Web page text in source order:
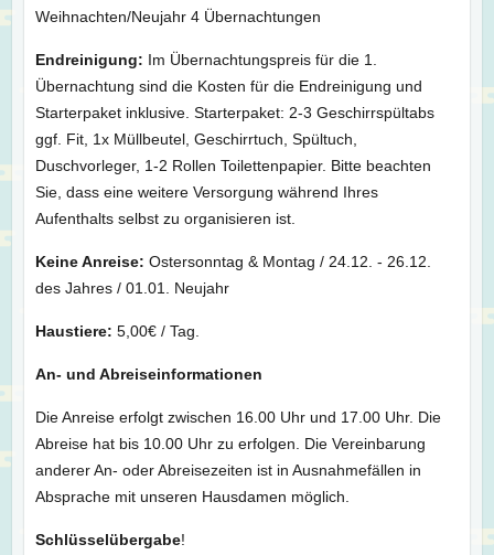
Weihnachten/Neujahr 4 Übernachtungen
Endreinigung: Im Übernachtungspreis für die 1.
Übernachtung sind die Kosten für die Endreinigung und
Starterpaket inklusive. Starterpaket: 2-3 Geschirrspültabs
ggf. Fit, 1x Müllbeutel, Geschirrtuch, Spültuch,
Duschvorleger, 1-2 Rollen Toilettenpapier. Bitte beachten
Sie, dass eine weitere Versorgung während Ihres
Aufenthalts selbst zu organisieren ist.
Keine Anreise: Ostersonntag & Montag / 24.12. - 26.12.
des Jahres / 01.01. Neujahr
Haustiere: 5,00€ / Tag.
An- und Abreiseinformationen
Die Anreise erfolgt zwischen 16.00 Uhr und 17.00 Uhr. Die
Abreise hat bis 10.00 Uhr zu erfolgen. Die Vereinbarung
anderer An- oder Abreisezeiten ist in Ausnahmefällen in
Absprache mit unseren Hausdamen möglich.
Schlüsselübergabe!